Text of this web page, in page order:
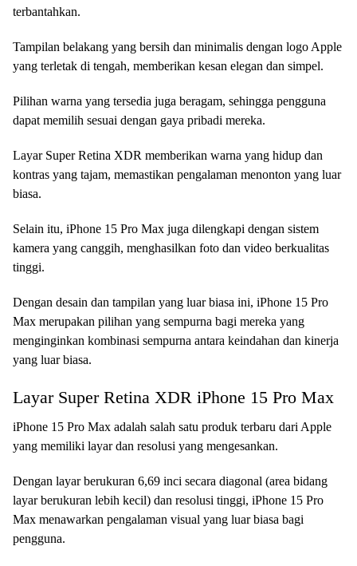
terbantahkan.
Tampilan belakang yang bersih dan minimalis dengan logo Apple
yang terletak di tengah, memberikan kesan elegan dan simpel.
Pilihan warna yang tersedia juga beragam, sehingga pengguna
dapat memilih sesuai dengan gaya pribadi mereka.
Layar Super Retina XDR memberikan warna yang hidup dan
kontras yang tajam, memastikan pengalaman menonton yang luar
biasa.
Selain itu, iPhone 15 Pro Max juga dilengkapi dengan sistem
kamera yang canggih, menghasilkan foto dan video berkualitas
tinggi.
Dengan desain dan tampilan yang luar biasa ini, iPhone 15 Pro
Max merupakan pilihan yang sempurna bagi mereka yang
menginginkan kombinasi sempurna antara keindahan dan kinerja
yang luar biasa.
Layar Super Retina XDR iPhone 15 Pro Max
iPhone 15 Pro Max adalah salah satu produk terbaru dari Apple
yang memiliki layar dan resolusi yang mengesankan.
Dengan layar berukuran 6,69 inci secara diagonal (area bidang
layar berukuran lebih kecil) dan resolusi tinggi, iPhone 15 Pro
Max menawarkan pengalaman visual yang luar biasa bagi
pengguna.